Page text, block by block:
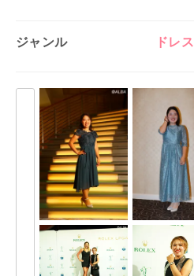
ジャンル ドレス